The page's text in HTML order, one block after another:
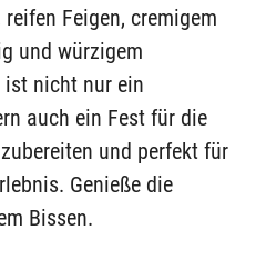
Feigen, cremigem
und würzigem
ist nicht nur ein
auch ein Fest für die
und perfekt für
Genieße die
Bissen.